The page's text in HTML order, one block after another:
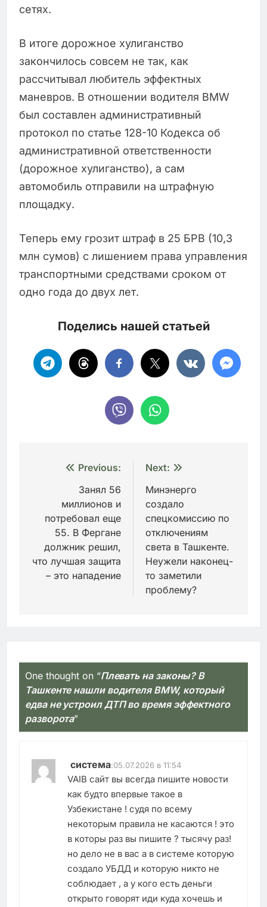
сетях.
В итоге дорожное хулиганство
закончилось совсем не так, как
рассчитывал любитель эффектных
маневров. В отношении водителя BMW
был составлен административный
протокол по статье 128-10 Кодекса об
административной ответственности
(дорожное хулиганство), а сам
автомобиль отправили на штрафную
площадку.
Теперь ему грозит штраф в 25 БРВ (10,3
млн сумов) с лишением права управления
транспортными средствами сроком от
одно года до двух лет.
Поделись нашей статьей
Навигация
записям
Previous:
Занял 56
миллионов и
потребовал еще
55. В Фергане
должник решил,
что лучшая защита
– это нападение
Next:
Минэнерго
создало
спецкомиссию по
отключениям
света в Ташкенте.
Неужели наконец-
то заметили
проблему?
One thought on “Плевать на законы? В
Ташкенте нашли водителя BMW, который
едва не устроил ДТП во время эффектного
разворота”
система:05.07.2026 в 11:54
VAIB сайт вы всегда пишите новости
как будто впервые такое в
Узбекистане ! судя по всему
некоторым правила не касаются ! это
в которы раз вы пишите ? тысячу раз!
но дело не в вас а в системе которую
создало УБДД и которую никто не
соблюдает , а у кого есть деньги
открыто говорят иди куда хочешь и